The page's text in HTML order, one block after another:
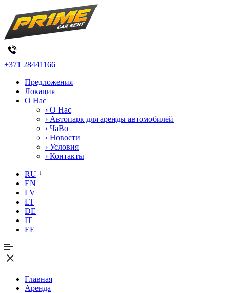
+371 28441166
Предложения
Локация
О Нас
› О Нас
› Автопарк для аренды автомобилей
› ЧаВо
› Новости
› Условия
› Контакты
RU
EN
LV
LT
DE
IT
EE
Главная
Аренда